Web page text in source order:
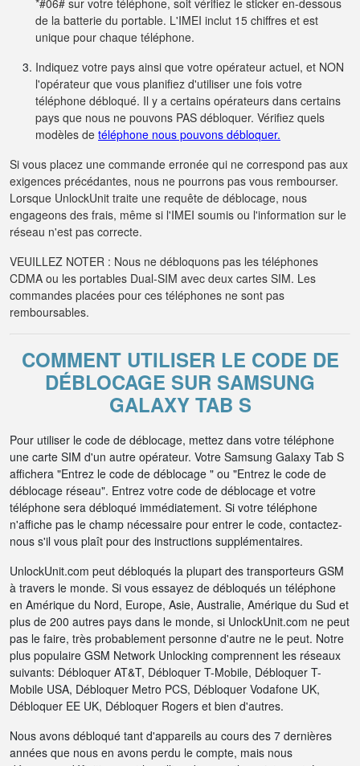
*#06# sur votre téléphone, soit vérifiez le sticker en-dessous
de la batterie du portable. L'IMEI inclut 15 chiffres et est
unique pour chaque téléphone.
Indiquez votre pays ainsi que votre opérateur actuel, et NON
l'opérateur que vous planifiez d'utiliser une fois votre
téléphone débloqué. Il y a certains opérateurs dans certains
pays que nous ne pouvons PAS débloquer. Vérifiez quels
modèles de téléphone nous pouvons débloquer.
Si vous placez une commande erronée qui ne correspond pas aux
exigences précédantes, nous ne pourrons pas vous rembourser.
Lorsque UnlockUnit traite une requête de déblocage, nous
engageons des frais, même si l'IMEI soumis ou l'information sur le
réseau n'est pas correcte.
VEUILLEZ NOTER : Nous ne débloquons pas les téléphones
CDMA ou les portables Dual-SIM avec deux cartes SIM. Les
commandes placées pour ces téléphones ne sont pas
remboursables.
COMMENT UTILISER LE CODE DE
DÉBLOCAGE SUR SAMSUNG
GALAXY TAB S
Pour utiliser le code de déblocage, mettez dans votre téléphone
une carte SIM d'un autre opérateur. Votre Samsung Galaxy Tab S
affichera "Entrez le code de déblocage " ou "Entrez le code de
déblocage réseau". Entrez votre code de déblocage et votre
téléphone sera débloqué immédiatement. Si votre téléphone
n'affiche pas le champ nécessaire pour entrer le code, contactez-
nous s'il vous plaît pour des instructions supplémentaires.
UnlockUnit.com peut débloqués la plupart des transporteurs GSM
à travers le monde. Si vous essayez de débloqués un téléphone
en Amérique du Nord, Europe, Asie, Australie, Amérique du Sud et
plus de 200 autres pays dans le monde, si UnlockUnit.com ne peut
pas le faire, très probablement personne d'autre ne le peut. Notre
plus populaire GSM Network Unlocking comprennent les réseaux
suivants: Débloquer AT&T, Débloquer T-Mobile, Débloquer T-
Mobile USA, Débloquer Metro PCS, Débloquer Vodafone UK,
Débloquer EE UK, Débloquer Rogers et bien d'autres.
Nous avons débloqué tant d'appareils au cours des 7 dernières
années que nous en avons perdu le compte, mais nous